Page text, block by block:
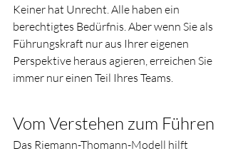
Keiner hat Unrecht. Alle haben ein
berechtigtes Bedürfnis. Aber wenn Sie als
Führungskraft nur aus Ihrer eigenen
Perspektive heraus agieren, erreichen Sie
immer nur einen Teil Ihres Teams.
Vom Verstehen zum Führen
Das Riemann-Thomann-Modell hilft